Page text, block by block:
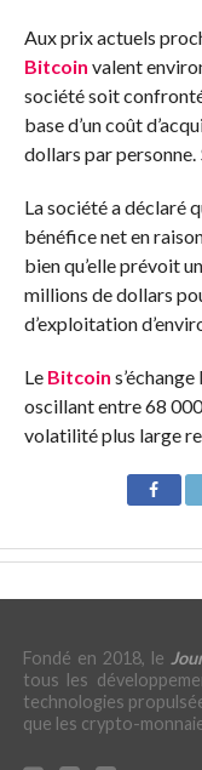
Aux prix actuels
Bitcoin valent
société soit
base d’un coût
dollars par personne.
La société a déclaré
bénéfice net en
bien qu’elle prévoit
millions de dollars
d’exploitation
Le Bitcoin
oscillant entre 68
volatilité plus large
Fondé en 2018, le
tous les
technologies
que les crypto-